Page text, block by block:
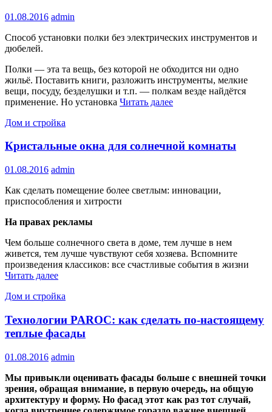
01.08.2016 admin
Способ установки полки без электрических инструментов и
дюбелей.
Полки — эта та вещь, без которой не обходится ни одно
жильё. Поставить книги, разложить инструменты, мелкие
вещи, посуду, безделушки и т.п. — полкам везде найдётся
применение. Но установка Читать далее
Дом и стройка
Кристальные окна для солнечной комнаты
01.08.2016 admin
Как сделать помещение более светлым: инновации,
приспособления и хитрости
На правах рекламы
Чем больше солнечного света в доме, тем лучше в нем
живется, тем лучше чувствуют себя хозяева. Вспомните
произведения классиков: все счастливые события в жизни
Читать далее
Дом и стройка
Технологии PAROC: как сделать по-настоящему
теплые фасады
01.08.2016 admin
Мы привыкли оценивать фасады больше с внешней точки
зрения, обращая внимание, в первую очередь, на общую
архитектуру и форму. Но фасад этот как раз тот случай,